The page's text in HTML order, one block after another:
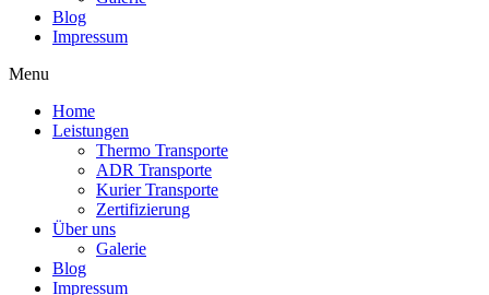
Blog
Impressum
Menu
Home
Leistungen
Thermo Transporte
ADR Transporte
Kurier Transporte
Zertifizierung
Über uns
Galerie
Blog
Impressum